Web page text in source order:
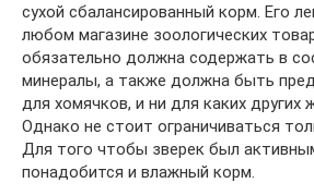
сухой сбалансированный корм. Его
любом магазине зоологических
обязательно должна содержать в
минералы, а также должна быть
для хомячков, и ни для каких других
Однако не стоит ограничиваться
Для того чтобы зверек был
понадобится и влажный корм.